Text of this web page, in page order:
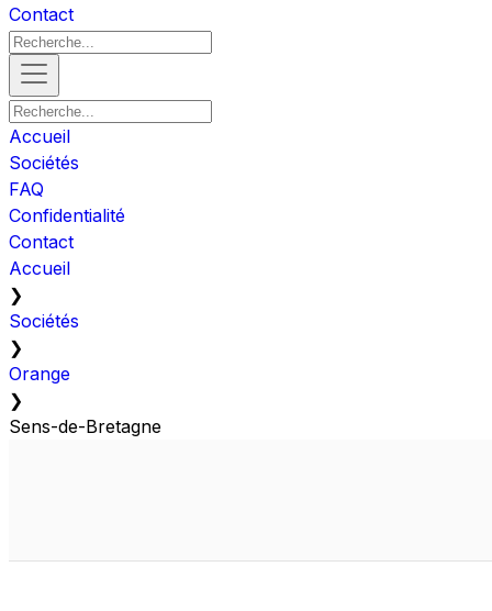
Contact
Accueil
Sociétés
FAQ
Confidentialité
Contact
Accueil
❯
Sociétés
❯
Orange
❯
Sens-de-Bretagne